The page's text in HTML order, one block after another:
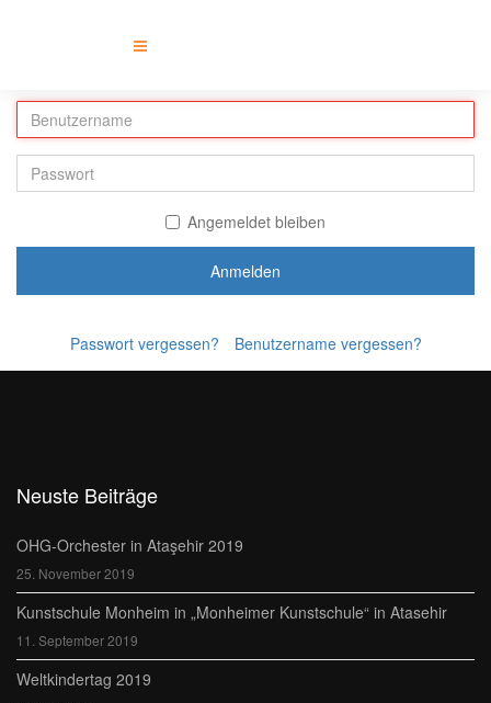
Angemeldet bleiben
Anmelden
Passwort vergessen? Benutzername vergessen?
Neuste Beiträge
OHG-Orchester in Ataşehir 2019
25. November 2019
Kunstschule Monheim in „Monheimer Kunstschule“ in Atasehir
11. September 2019
Weltkindertag 2019